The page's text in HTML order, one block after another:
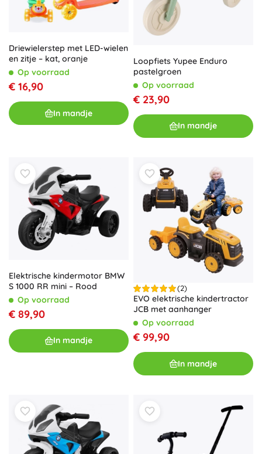
Driewielerstep met LED-wielen
en zitje – kat, oranje
Op voorraad
€ 16,90
In mandje
Loopfiets Yupee Enduro
pastelgroen
Op voorraad
€ 23,90
In mandje
Elektrische kindermotor BMW
S 1000 RR mini – Rood
Op voorraad
€ 89,90
In mandje
(2)
EVO elektrische kindertractor
JCB met aanhanger
Op voorraad
€ 99,90
In mandje